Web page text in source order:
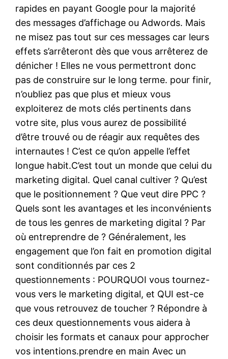
rapides en payant Google pour la majorité
des messages d’affichage ou Adwords. Mais
ne misez pas tout sur ces messages car leurs
effets s’arrêteront dès que vous arrêterez de
dénicher ! Elles ne vous permettront donc
pas de construire sur le long terme. pour finir,
n’oubliez pas que plus et mieux vous
exploiterez de mots clés pertinents dans
votre site, plus vous aurez de possibilité
d’être trouvé ou de réagir aux requêtes des
internautes ! C’est ce qu’on appelle l’effet
longue habit.C’est tout un monde que celui du
marketing digital. Quel canal cultiver ? Qu’est
que le positionnement ? Que veut dire PPC ?
Quels sont les avantages et les inconvénients
de tous les genres de marketing digital ? Par
où entreprendre de ? Généralement, les
engagement que l’on fait en promotion digital
sont conditionnés par ces 2
questionnements : POURQUOI vous tournez-
vous vers le marketing digital, et QUI est-ce
que vous retrouvez de toucher ? Répondre à
ces deux questionnements vous aidera à
choisir les formats et canaux pour approcher
vos intentions.prendre en main Avec un